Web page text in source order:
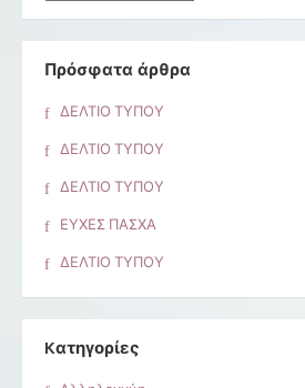
Πρόσφατα άρθρα
ΔΕΛΤΙΟ ΤΥΠΟΥ
ΔΕΛΤΙΟ ΤΥΠΟΥ
ΔΕΛΤΙΟ ΤΥΠΟΥ
ΕΥΧΕΣ ΠΑΣΧΑ
ΔΕΛΤΙΟ ΤΥΠΟΥ
Kατηγορίες